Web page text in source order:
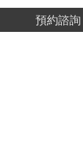
預約諮詢